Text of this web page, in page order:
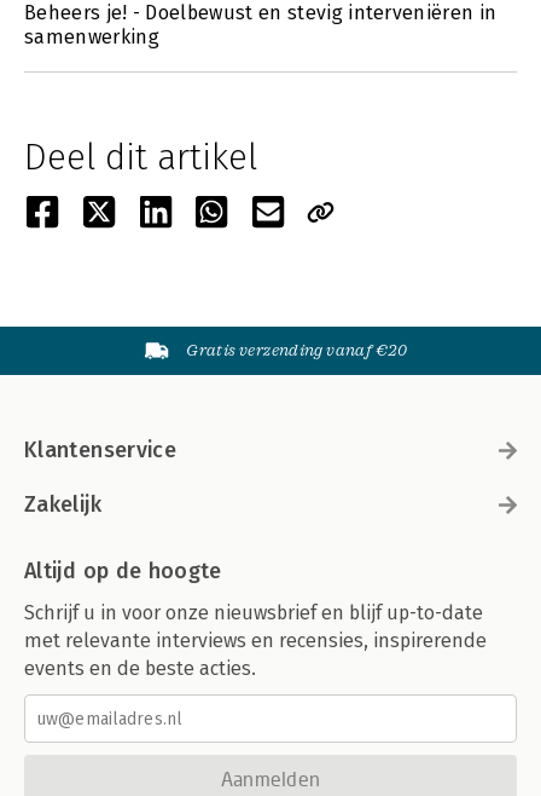
Beheers je! - Doelbewust en stevig interveniëren in
samenwerking
Deel dit artikel
Gratis verzending vanaf €20
Klantenservice
Zakelijk
Altijd op de hoogte
Schrijf u in voor onze nieuwsbrief en blijf up-to-date
met relevante interviews en recensies, inspirerende
events en de beste acties.
Aanmelden